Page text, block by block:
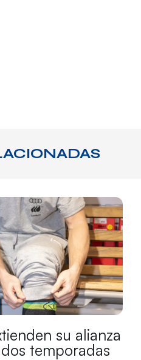
su alianza
temporadas